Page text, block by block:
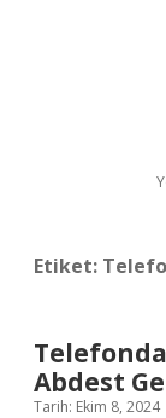
Etiket:
Abdest
Tarih: Ekim 8, 2024